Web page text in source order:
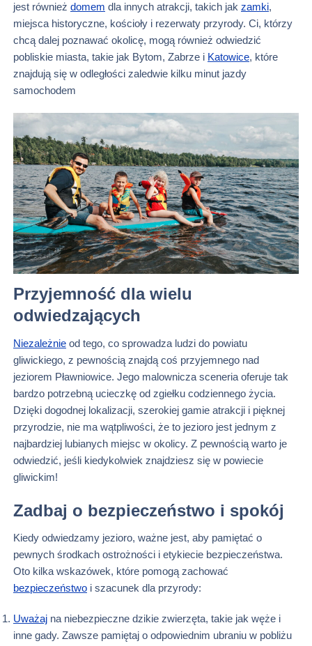
jest również domem dla innych atrakcji, takich jak zamki,
miejsca historyczne, kościoły i rezerwaty przyrody. Ci, którzy
chcą dalej poznawać okolicę, mogą również odwiedzić
pobliskie miasta, takie jak Bytom, Zabrze i Katowice, które
znajdują się w odległości zaledwie kilku minut jazdy
samochodem
Przyjemność dla wielu
odwiedzających
Niezależnie od tego, co sprowadza ludzi do powiatu
gliwickiego, z pewnością znajdą coś przyjemnego nad
jeziorem Pławniowice. Jego malownicza sceneria oferuje tak
bardzo potrzebną ucieczkę od zgiełku codziennego życia.
Dzięki dogodnej lokalizacji, szerokiej gamie atrakcji i pięknej
przyrodzie, nie ma wątpliwości, że to jezioro jest jednym z
najbardziej lubianych miejsc w okolicy. Z pewnością warto je
odwiedzić, jeśli kiedykolwiek znajdziesz się w powiecie
gliwickim!
Zadbaj o bezpieczeństwo i spokój
Kiedy odwiedzamy jezioro, ważne jest, aby pamiętać o
pewnych środkach ostrożności i etykiecie bezpieczeństwa.
Oto kilka wskazówek, które pomogą zachować
bezpieczeństwo i szacunek dla przyrody:
Uważaj na niebezpieczne dzikie zwierzęta, takie jak węże i
inne gady. Zawsze pamiętaj o odpowiednim ubraniu w pobliżu